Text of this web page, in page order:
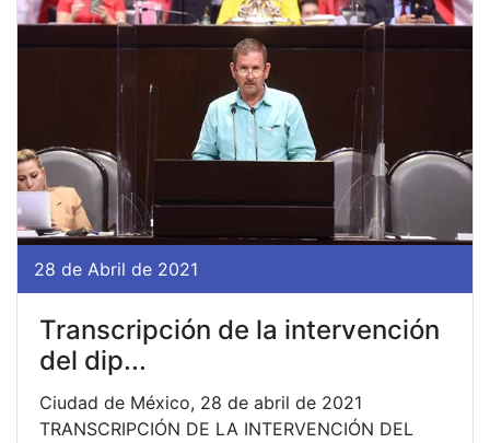
28 de Abril de 2021
Transcripción de la intervención
del dip...
Ciudad de México, 28 de abril de 2021
TRANSCRIPCIÓN DE LA INTERVENCIÓN DEL